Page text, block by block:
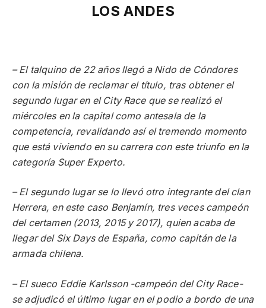
LOS ANDES
– El talquino de 22 años llegó a Nido de Cóndores
con la misión de reclamar el título, tras obtener el
segundo lugar en el City Race que se realizó el
miércoles en la capital como antesala de la
competencia, revalidando así el tremendo momento
que está viviendo en su carrera con este triunfo en la
categoría Super Experto.
– El segundo lugar se lo llevó otro integrante del clan
Herrera, en este caso Benjamín, tres veces campeón
del certamen (2013, 2015 y 2017), quien acaba de
llegar del Six Days de España, como capitán de la
armada chilena.
– El sueco Eddie Karlsson -campeón del City Race-
se adjudicó el último lugar en el podio a bordo de una